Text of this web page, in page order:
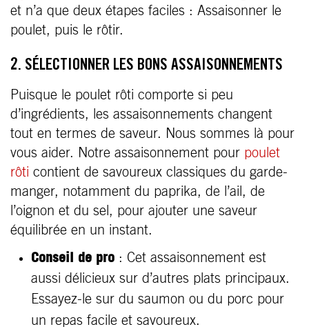
et n’a que deux étapes faciles : Assaisonner le
poulet, puis le rôtir.
2. SÉLECTIONNER LES BONS ASSAISONNEMENTS
Puisque le poulet rôti comporte si peu
d’ingrédients, les assaisonnements changent
tout en termes de saveur. Nous sommes là pour
vous aider. Notre assaisonnement pour poulet
rôti contient de savoureux classiques du garde-
manger, notamment du paprika, de l’ail, de
l’oignon et du sel, pour ajouter une saveur
équilibrée en un instant.
Conseil de pro : Cet assaisonnement est
aussi délicieux sur d’autres plats principaux.
Essayez-le sur du saumon ou du porc pour
un repas facile et savoureux.